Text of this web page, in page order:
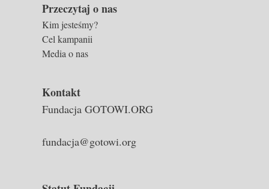
Przeczytaj o nas
Kim jesteśmy?
Cel kampanii
Media o nas
Kontakt
Fundacja GOTOWI.ORG
fundacja@gotowi.org